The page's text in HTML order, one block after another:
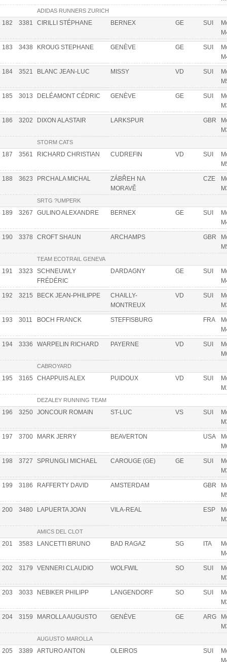
ADIDAS RUNNERS ZURICH
182 3381 CIRILLI STÉPHANE BERNEX GE SUI
183 3438 KROUG STEPHANE GENÈVE GE SUI
184 3521 BLANC JEAN-LUC MISSY VD SUI
185 3013 DELÉAMONT CÉDRIC GENÈVE GE SUI
186 3202 DIXON ALASTAIR LARKSPUR GBR
STORM CATS
187 3561 RICHARD CHRISTIAN CUDREFIN VD SUI
188 3623 PRCHALA MICHAL
ZÁBŘEH NA
MORAVĚ
CZE
SRTG ?UMPERK
189 3267 GULINO ALEXANDRE BERNEX GE SUI
190 3378 CROFT SHAUN ARCHAMPS GBR
TEAM ECOTRAIL GENEVA
191 3323
SCHNEUWLY
FRÉDÉRIC
DARDAGNY GE SUI
192 3215 BECK JEAN-PHILIPPE
CHAILLY-
MONTREUX
VD SUI
193 3011 BOCH FRANCK STEFFISBURG FRA
194 3336 WARPELIN RICHARD PAYERNE VD SUI
CABROYARD
195 3165 CHAPPUIS ALEX PUIDOUX VD SUI
DEZALEY RUNNING TEAM
196 3250 JONCOUR ROMAIN ST-LUC VS SUI
197 3700 MARK JERRY BEAVERTON USA
198 3727 SPRUNGLI MICHAEL CAROUGE (GE) GE SUI
199 3186 RAFFERTY DAVID AMSTERDAM GBR
200 3480 LAPUERTA JOAN VILA-REAL ESP
AMICS DEL CLOT
201 3583 LANCETTI BRUNO BAD RAGAZ SG ITA
202 3179 VENNERI CLAUDIO WOLFWIL SO SUI
203 3033 NEBIKER PHILIPP LANGENDORF SO SUI
204 3159 MAROLLA AUGUSTO GENÈVE GE ARG
AUGUSTO MAROLLA
205 3389 ARTURO ANTON OLEIROS SUI